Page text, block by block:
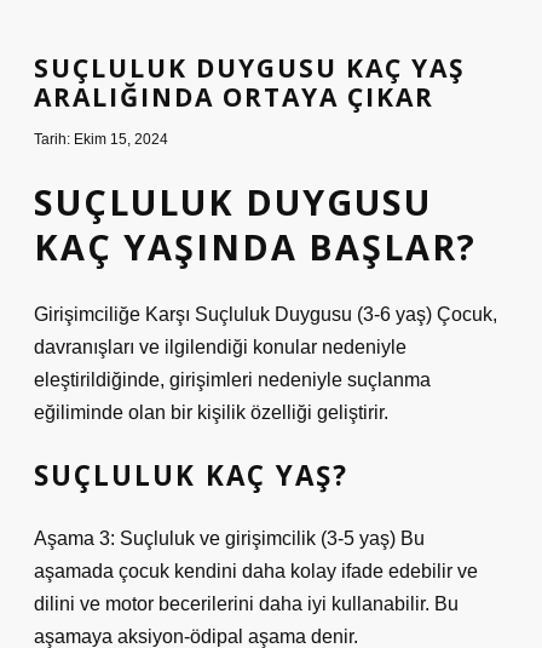
SUÇLULUK DUYGUSU KAÇ YAŞ
ARALIĞINDA ORTAYA ÇIKAR
Tarih: Ekim 15, 2024
SUÇLULUK DUYGUSU
KAÇ YAŞINDA BAŞLAR?
Girişimciliğe Karşı Suçluluk Duygusu (3-6 yaş) Çocuk,
davranışları ve ilgilendiği konular nedeniyle
eleştirildiğinde, girişimleri nedeniyle suçlanma
eğiliminde olan bir kişilik özelliği geliştirir.
SUÇLULUK KAÇ YAŞ?
Aşama 3: Suçluluk ve girişimcilik (3-5 yaş) Bu
aşamada çocuk kendini daha kolay ifade edebilir ve
dilini ve motor becerilerini daha iyi kullanabilir. Bu
aşamaya aksiyon-ödipal aşama denir.